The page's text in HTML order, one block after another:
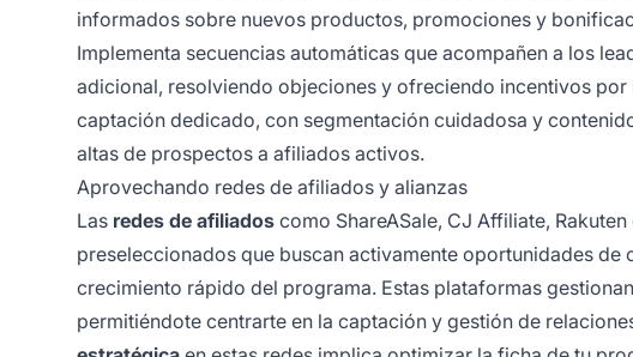
informados sobre nuevos productos, promociones y
Implementa secuencias automáticas que acompañen a los
adicional, resolviendo objeciones y ofreciendo incentivos
captación dedicado, con segmentación cuidadosa y
altas de prospectos a afiliados activos.
Aprovechando redes de afiliados y alianzas
Las redes de afiliados como ShareASale, CJ Affiliate,
preseleccionados que buscan activamente oportunidades
crecimiento rápido del programa. Estas plataformas
permitiéndote centrarte en la captación y gestión de